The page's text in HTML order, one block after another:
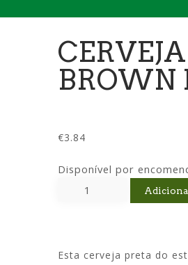
BROWN
€3.84
Disponível por
Esta cerveja preta do